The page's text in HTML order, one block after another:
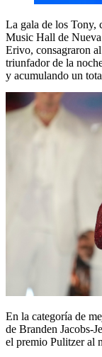
La gala de los Tony,
Music Hall de
Erivo, consagraron
triunfador de la
y acumulando un
En la categoría de
de Branden Jacobs-
el premio Pulitzer al